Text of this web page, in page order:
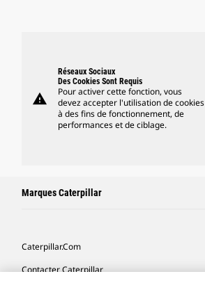
warning
Réseaux Sociaux
Des Cookies Sont Requis
Pour activer cette fonction, vous
devez accepter l'utilisation de cookies
à des fins de fonctionnement, de
performances et de ciblage.
Marques Caterpillar
Caterpillar.com
Contacter Caterpillar